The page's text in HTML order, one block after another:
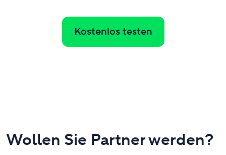
Kostenlos testen
Wollen Sie Partner werden?